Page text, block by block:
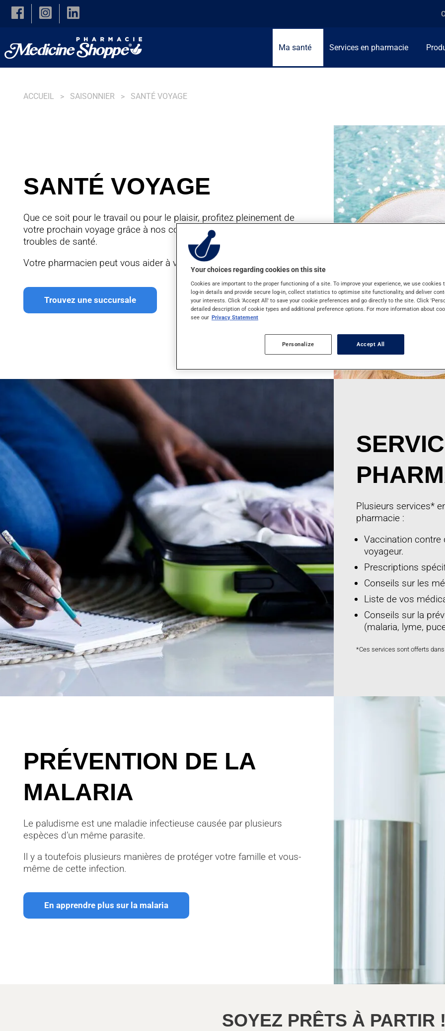
Skip to main content
Ma santé Services en pharmacie
ACCUEIL SAISONNIER SANTÉ VOYAGE
SANTÉ VOYAGE
Que ce soit pour le travail ou pour le plaisir, profitez pleinement de
votre prochain voyage grâce à nos conseils visant à prévenir certains
troubles de santé.
Votre pharmacien peut vous aider à vous préparer.
Trouvez une succursale
Plusieurs services*
pharmacie :
Vaccination contre
voyageur.
Prescriptions
Conseils sur les
Liste de vos
Conseils sur la
(malaria, lyme,
*Ces services sont offerts
PRÉVENTION DE LA
MALARIA
Le paludisme est une maladie infectieuse causée par plusieurs
espèces d’un même parasite.
Il y a toutefois plusieurs manières de protéger votre famille et vous-
même de cette infection.
En apprendre plus sur la malaria
SOYEZ PRÊTS À PARTIR
Your choices regarding cookies on this site
Cookies are important to the proper functioning of a site. To improve your experience, we use cookies
log-in details and provide secure log-in, collect statistics to optimise site functionality, and deliver
your interests. Click 'Accept All' to save your cookie preferences and go directly to the site. Click
detailed description of cookie types and additional preference options. For more information about
see our Privacy Statement
Personalize Accept All